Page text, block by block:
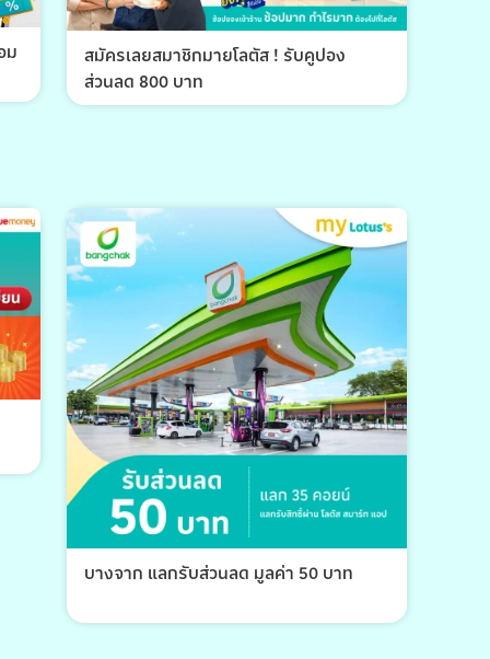
ม
สมัครเลยสมาชิกมายโลตัส ! รับคูปอง
ส่วนลด 800 บาท
บางจาก แลกรับส่วนลด มูลค่า 50 บาท